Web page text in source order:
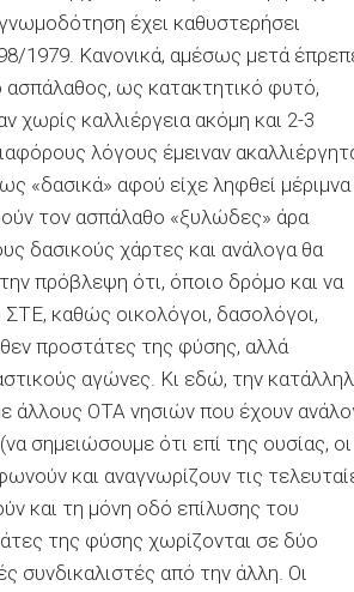
έχει καθυστερήσει
1979. Κανονικά, αμέσως μετά
ασπάλαθος, ως κατακτητικό φυτό,
χωρίς καλλιέργεια ακόμη και 2-3
λόγους έμειναν
«δασικά» αφού είχε ληφθεί μέριμνα
τον ασπάλαθο «ξυλώδες» άρα
δασικούς χάρτες και ανάλογα θα
πρόβλεψη ότι, όποιο δρόμο και να
καθώς οικολόγοι, δασολόγοι,
προστάτες της φύσης, αλλά
αγώνες. Κι εδώ, την
άλλους ΟΤΑ νησιών που έχουν
σημειώσουμε ότι επί της ουσίας, οι
και αναγνωρίζουν τις
και τη μόνη οδό επίλυσης του
της φύσης χωρίζονται σε δύο
συνδικαλιστές από την άλλη. Οι